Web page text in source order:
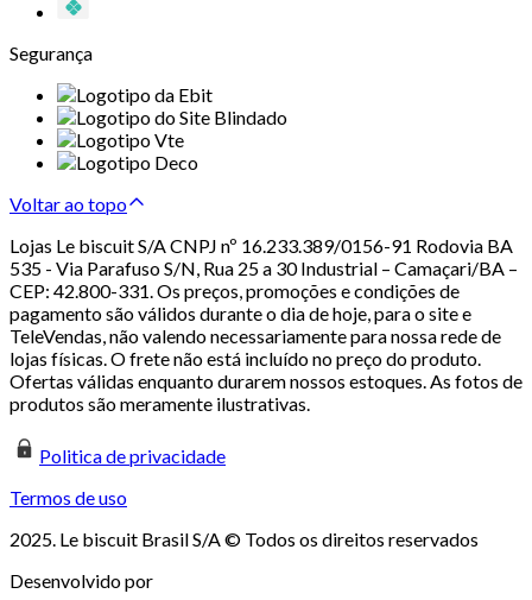
Segurança
Voltar ao topo
Lojas Le biscuit S/A CNPJ nº 16.233.389/0156-91 Rodovia BA
535 - Via Parafuso S/N, Rua 25 a 30 Industrial – Camaçari/BA –
CEP: 42.800-331. Os preços, promoções e condições de
pagamento são válidos durante o dia de hoje, para o site e
TeleVendas, não valendo necessariamente para nossa rede de
lojas físicas. O frete não está incluído no preço do produto.
Ofertas válidas enquanto durarem nossos estoques. As fotos de
produtos são meramente ilustrativas.
Politica de privacidade
Termos de uso
2025. Le biscuit Brasil S/A © Todos os direitos reservados
Desenvolvido por